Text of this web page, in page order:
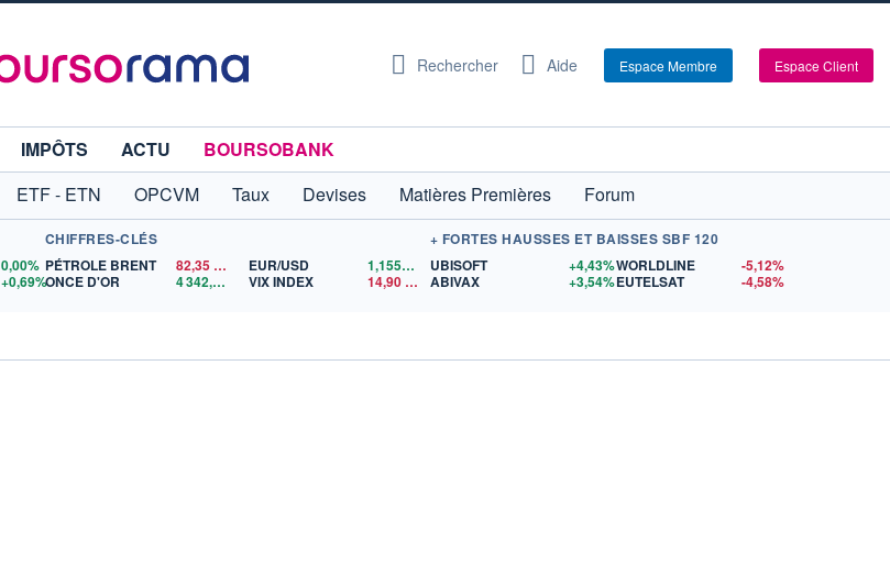
Rechercher Aide Espace Membre Espace Client
IMPÔTS ACTU
BOURSOBANK
ETF - ETN OPCVM Taux Devises Matières Premières
Forum
0,00%
+0,69%
CHIFFRES-CLÉS
PÉTROLE BRENT
82,35$US
ONCE D'OR
4 342,26 $US
EUR/USD 1,1559$US
VIX INDEX
14,90
+ FORTES HAUSSES ET BAISSES SBF 120
UBISOFT
+4,43%
ABIVAX
+3,54%
WORLDLINE
-5,12%
EUTELSAT
-4,58%